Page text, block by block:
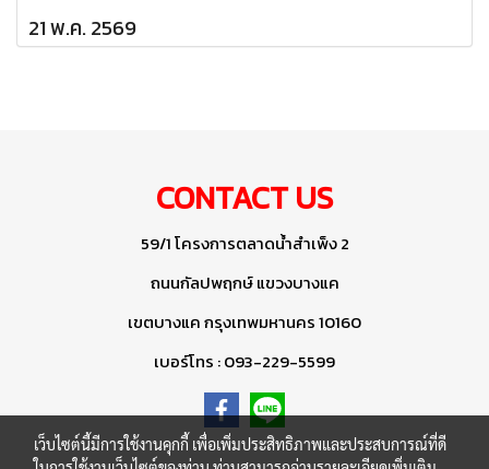
21 พ.ค. 2569
CONTACT US
59/1 โครงการตลาดน้ำสำเพ็ง 2
ถนนกัลปพฤกษ์ แขวงบางแค
เขตบางแค กรุงเทพมหานคร 10160
เบอร์โทร : 093-229-5599
เว็บไซต์นี้มีการใช้งานคุกกี้ เพื่อเพิ่มประสิทธิภาพและประสบการณ์ที่ดี